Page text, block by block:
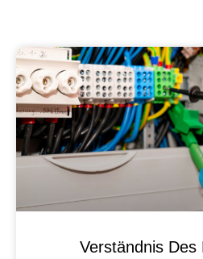
Verständnis Des